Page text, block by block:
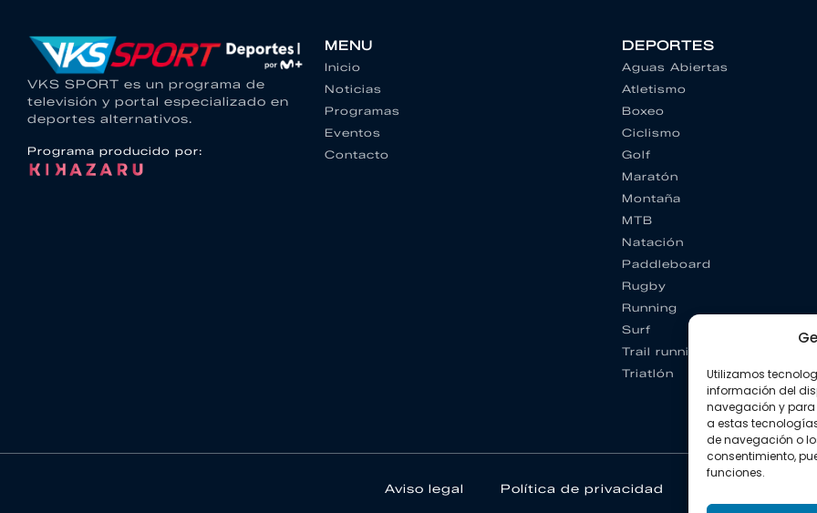
Utilizamos
información del
navegación y para
a estas
de navegación o
consentimiento,
funciones.
VKS SPORT es un programa de
televisión y portal especializado en
deportes alternativos.
Programa producido por:
MENU
Inicio
Noticias
Programas
Eventos
Contacto
DEPORTES
Aguas Abiertas
Atletismo
Boxeo
Ciclismo
Golf
Maratón
Montaña
MTB
Natación
Paddleboard
Rugby
Running
Surf
Trail running
Triatlón
Aviso legal Política de privacidad